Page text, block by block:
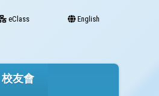
eClass English
校友會